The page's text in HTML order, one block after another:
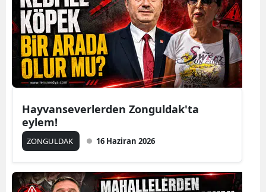
Hayvanseverlerden Zonguldak'ta
eylem!
ZONGULDAK 16 Haziran 2026